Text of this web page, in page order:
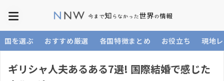
国を選ぶ おすすめ厳選 各国特徴まとめ お役立ち 現地
ギリシャ人夫あるある7選! 国際結婚で感じた